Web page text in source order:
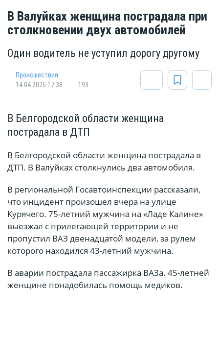
В Валуйках женщина пострадала при
столкновении двух автомобилей
Один водитель не уступил дорогу другому
Происшествия
14.04.2025 17:38
193
В Белгородской области женщина
пострадала в ДТП
В Белгородской области женщина пострадала в
ДТП. В Валуйках столкнулись два автомобиля.
В региональной Госавтоинспекции рассказали,
что инцидент произошел вчера на улице
Курячего. 75-летний мужчина на «Ладе Калине»
выезжал с прилегающей территории и не
пропустил ВАЗ двенадцатой модели, за рулем
которого находился 43-летний мужчина.
В аварии пострадала пассажирка ВАЗа. 45-летней
женщине понадобилась помощь медиков.